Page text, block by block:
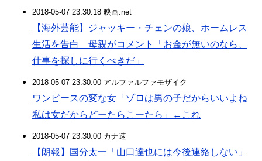
2018-05-07 23:30:18 映画.net
【海外芸能】ジャッキー・チェンの娘、ホームレス
生活を告白 母親がコメント「お金が無いのなら、
仕事を探しに行くべきだ」
2018-05-07 23:30:00 アルファルファモザイク
ワンピースの変な女「ゾロは男の子だからいいよね
私は女だからどーたらこーたら」←これ
2018-05-07 23:30:00 カナ速
【朗報】国分太一「山口達也には今後連絡しない」